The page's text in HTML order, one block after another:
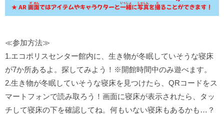
≪参加方法≫
1.エコポリスセンター館内に、生き物が冬眠していそうな寝床
が7か所あるよ。探してみよう！※開館時間中のみ遊べます。
2.生き物が冬眠していそうな寝床を見つけたら、QRコードをス
マートフォンで読み取ろう！画面に寝床が表示されたら、タッ
チして寝床の下を確認してね。何もいない寝床もあるかも…？